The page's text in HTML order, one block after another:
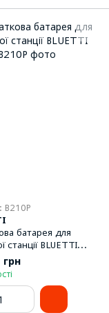
B210P
батарея для
станції BLUETTI
грн